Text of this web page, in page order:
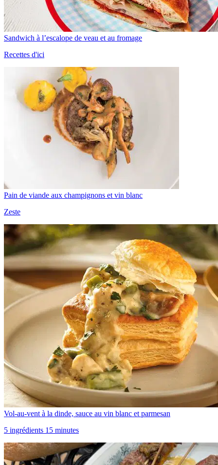
Sandwich à l’escalope de veau et au fromage
Recettes d'ici
Pain de viande aux champignons et vin blanc
Zeste
Vol-au-vent à la dinde, sauce au vin blanc et parmesan
5 ingrédients 15 minutes